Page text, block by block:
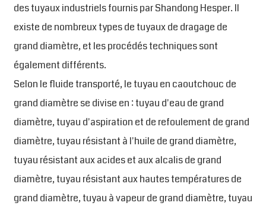
des tuyaux industriels fournis par Shandong Hesper. Il
existe de nombreux types de tuyaux de dragage de
grand diamètre, et les procédés techniques sont
également différents.
Selon le fluide transporté, le tuyau en caoutchouc de
grand diamètre se divise en : tuyau d'eau de grand
diamètre, tuyau d'aspiration et de refoulement de grand
diamètre, tuyau résistant à l'huile de grand diamètre,
tuyau résistant aux acides et aux alcalis de grand
diamètre, tuyau résistant aux hautes températures de
grand diamètre, tuyau à vapeur de grand diamètre, tuyau